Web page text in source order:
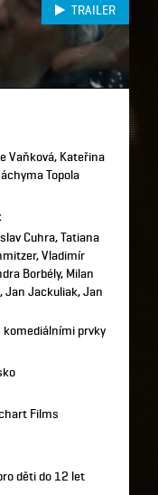
TRAILER
Vaňková, Kateřina
Topola
Cuhra, Tatiana
Vladimír
Borbély, Milan
Jan Jackuliak, Jan
komediálními prvky
Films
děti do 12 let